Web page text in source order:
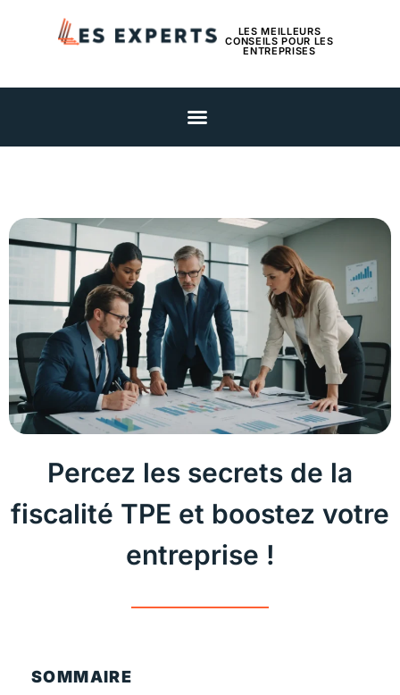
LES MEILLEURS
CONSEILS POUR LES
ENTREPRISES
Percez les secrets de la
fiscalité TPE et boostez votre
entreprise !
SOMMAIRE